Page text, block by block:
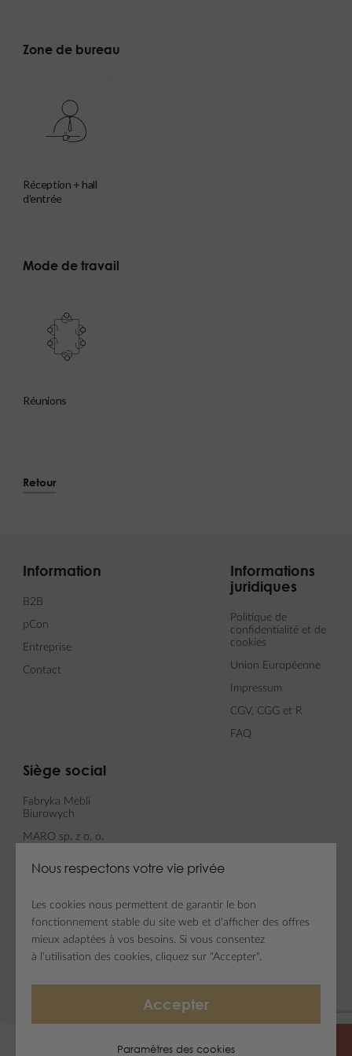
Zone de bureau
réception + hall
d'entrée
Mode de travail
réunions
Retour
Information
B2B
pCon
Entreprise
Contact
Informations
juridiques
Politique de
confidentialité et de
cookies
Union Européenne
Impressum
CGV, CGG et R
FAQ
Siège social
Fabryka Mebli
Biurowych
MARO sp. z o. o.
Newsletter
Newsletter
Médias sociaux
Nous respectons votre vie privée
Les cookies nous permettent de garantir le bon
fonctionnement stable du site web et d'afficher des offres
mieux adaptées à vos besoins. Si vous consentez
à l'utilisation des cookies, cliquez sur "Accepter".
Accepter
Paramètres des cookies